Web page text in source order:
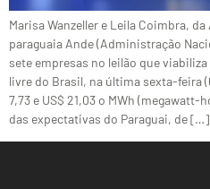
Marisa Wanzeller e Leila Coimbra,
paraguaia Ande (Administração
sete empresas no leilão que
livre do Brasil, na última sexta-feira
7,73 e US$ 21,03 o MWh
das expectativas do Paraguai, de […]